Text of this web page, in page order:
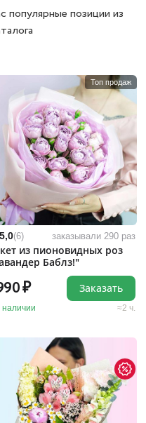
популярные позиции из
Топ продаж
5,0(6) заказывали 290 раз
из пионовидных роз
Баблз!"
наличии 2 ч.
Заказать